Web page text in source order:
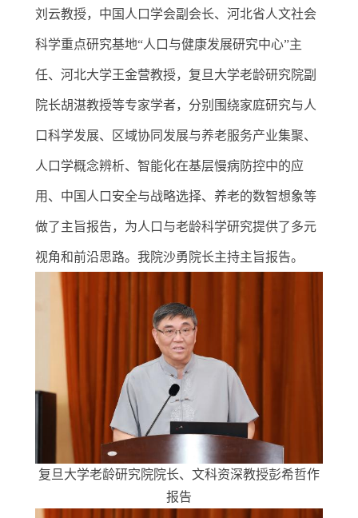
刘云教授，中国人口学会副会长、河北省人文社会
科学重点研究基地“人口与健康发展研究中心”主
任、河北大学王金营教授，复旦大学老龄研究院副
院长胡湛教授等专家学者，分别围绕家庭研究与人
口科学发展、区域协同发展与养老服务产业集聚、
人口学概念辨析、智能化在基层慢病防控中的应
用、中国人口安全与战略选择、养老的数智想象等
做了主旨报告，为人口与老龄科学研究提供了多元
视角和前沿思路。我院沙勇院长主持主旨报告。
复旦大学老龄研究院院长、文科资深教授彭希哲作
报告